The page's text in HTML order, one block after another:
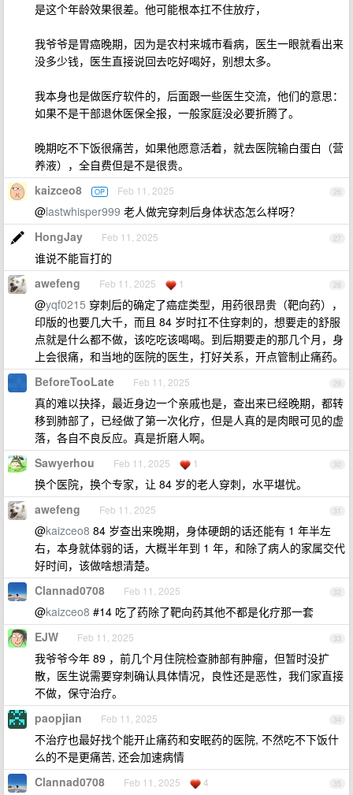
是这个年龄效果很差。他可能根本扛不住放疗，
我爷爷是胃癌晚期，因为是农村来城市看病，医生一眼就看出来
没多少钱，医生直接说回去吃好喝好，别想太多。
我本身也是做医疗软件的，后面跟一些医生交流，他们的意思：
如果不是干部退休医保全报，一般家庭没必要折腾了。
晚期吃不下饭很痛苦，如果他愿意活着，就去医院输白蛋白（营
养液），全自费但是不是很贵。
26
kaizceo8 OP Feb 11, 2025
@lastwhisper999 老人做完穿刺后身体状态怎么样呀？
27
HongJay Feb 11, 2025
谁说不能盲打的
28
awefeng Feb 11, 2025 1
@yqf0215 穿刺后的确定了癌症类型，用药很昂贵（靶向药），
印版的也要几大千，而且 84 岁时扛不住穿刺的，想要走的舒服
点就是什么都不做，该吃吃该喝喝。到后期要走的那几个月，身
上会很痛，和当地的医院的医生，打好关系，开点管制止痛药。
29
BeforeTooLate Feb 11, 2025
真的难以抉择，最近身边一个亲戚也是，查出来已经晚期，都转
移到肺部了，已经做了第一次化疗，但是人真的是肉眼可见的虚
落，各自不良反应。真是折磨人啊。
30
Sawyerhou Feb 11, 2025 1
换个医院，换个专家，让 84 岁的老人穿刺，水平堪忧。
31
awefeng Feb 11, 2025
@kaizceo8 84 岁查出来晚期，身体硬朗的话还能有 1 年半左
右，本身就体弱的话，大概半年到 1 年，和除了病人的家属交代
好时间，该做啥想清楚。
32
Clannad0708 Feb 11, 2025
@kaizceo8 #14 吃了药除了靶向药其他不都是化疗那一套
33
EJW Feb 11, 2025
我爷爷今年 89 ，前几个月住院检查肺部有肿瘤，但暂时没扩
散，医生说需要穿刺确认具体情况，良性还是恶性，我们家直接
不做，保守治疗。
34
paopjian Feb 11, 2025
不治疗也最好找个能开止痛药和安眠药的医院, 不然吃不下饭什
么的不是更痛苦, 还会加速病情
35
Clannad0708 Feb 11, 2025 4